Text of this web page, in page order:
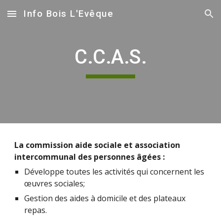
Skip to main content Skip to navigation
Info Bois L'Evêque
C.C.A.S.
La commission aide sociale et association
intercommunal des personnes âgées :
Développe toutes les activités qui concernent les
œuvres sociales;
Gestion des aides à domicile et des plateaux
repas.